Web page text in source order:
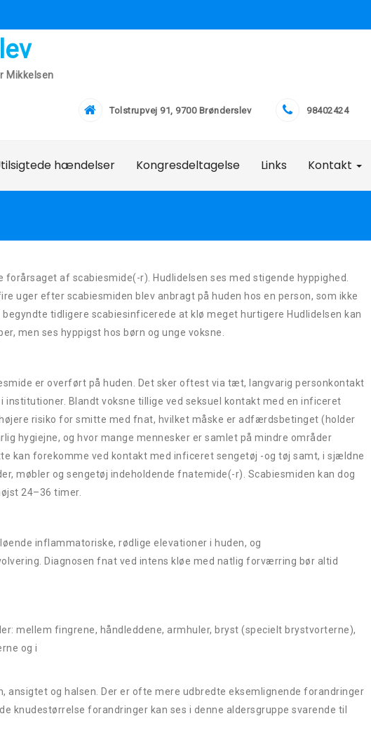
Mikkelsen
Tolstrupvej 91, 9700 Brønderslev 98402424
hændelser Kongresdeltagelse Links Kontakt
af scabiesmide(-r). Hudlidelsen ses med stigende hyppighed.
uger efter scabiesmiden blev anbragt på huden hos en person, som ikke
tidligere scabiesinficerede at klø meget hurtigere Hudlidelsen kan
men ses hyppigst hos børn og unge voksne.
er overført på huden. Det sker oftest via tæt, langvarig personkontakt
Blandt voksne tillige ved seksuel kontakt med en inficeret
risiko for smitte med fnat, hvilket måske er adfærdsbetinget (holder
hygiejne, og hvor mange mennesker er samlet på mindre områder
kan forekomme ved kontakt med inficeret sengetøj -og tøj samt, i sjældne
møbler og sengetøj indeholdende fnatemide(-r). Scabiesmiden kan dog
24–36 timer.
inflammatoriske, rødlige elevationer i huden, og
Diagnosen fnat ved intens kløe med natlig forværring bør altid
mellem fingrene, håndleddene, armhuler, bryst (specielt brystvorterne),
og i
ansigtet og halsen. Der er ofte mere udbredte eksemlignende forandringer
knudestørrelse forandringer kan ses i denne aldersgruppe svarende til